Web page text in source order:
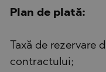
Plan de plată:
Taxă de rezervare
contractului;